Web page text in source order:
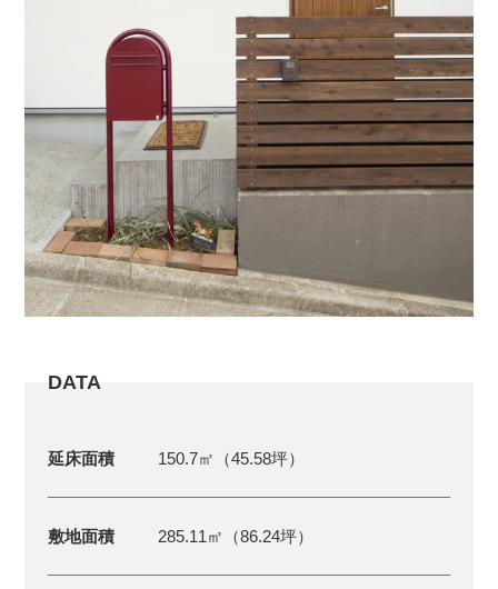
DATA
延床面積 150.7㎡（45.58坪）
敷地面積 285.11㎡（86.24坪）